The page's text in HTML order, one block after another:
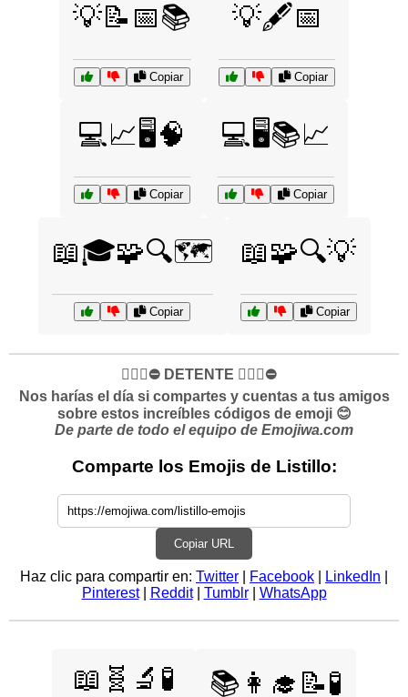
💡📝📅📚
Copiar
💡🖋️📅
Copiar
💻📈🖥️🧠
Copiar
💻🖥️📚📈
Copiar
📖🎓🧩🔍🗺️
Copiar
📖🧩🔍💡
Copiar
✋🏻🛑⛔️ DETENTE ✋🏻🛑⛔️
Nos harías el día si compartes y cuentas a tus amigos
sobre estos increíbles códigos de emoji 😊
De parte de todo el equipo de Emojiwa.com
Comparte los Emojis de Listillo:
Copiar URL
Haz clic para compartir en: Twitter Facebook LinkedIn
Pinterest| Reddit| Tumblr| WhatsApp
📖🧬🔬🧪 📚👩‍🎓📝🧪